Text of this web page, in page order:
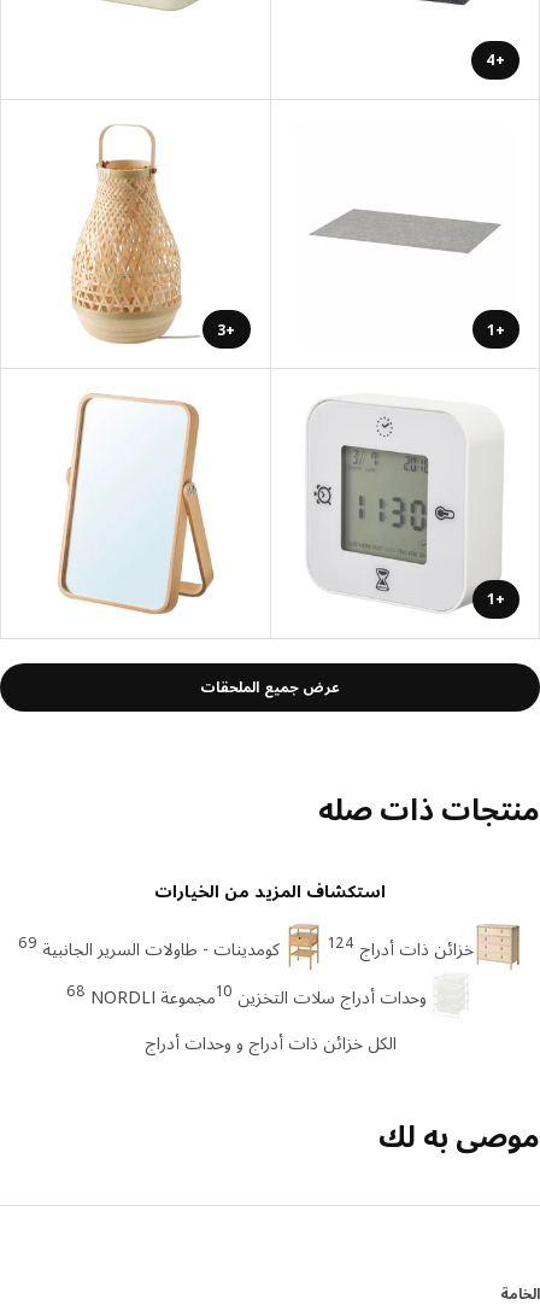
+4
+1
+3
+1
عرض جميع الملحقات
ذات صله
استكشاف المزيد من الخيارات
خزائن ذات أدراج 124 كومدينات - طاولات السرير الجانبية 69
وحدات أدراج سلات التخزين 10مجموعة NORDLI 68
الكل خزائن ذات أدراج و وحدات أدراج
به لك